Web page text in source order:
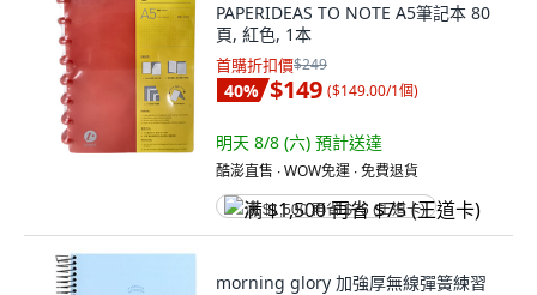
PAPERIDEAS TO NOTE A5筆記本 80
頁, 紅色, 1本
首購折扣價$249
40% $149 ($149.00/1個)
明天 8/8 (六) 預計送達
酷澎直售 ∙ WOW免運 ∙ 免費退貨
满 $1,500 再省 $75 (王道卡)
morning glory 加強厚無線彈簧練習